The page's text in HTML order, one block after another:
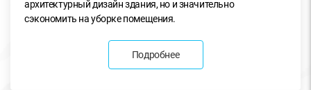
архитектурный дизайн здания, но и значительно
сэкономить на уборке помещения.
Подробнее